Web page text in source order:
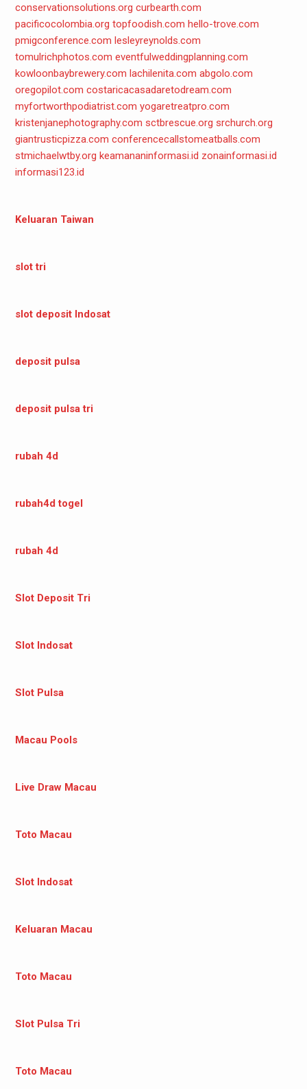
conservationsolutions.org curbearth.com
pacificocolombia.org topfoodish.com hello-trove.com
pmigconference.com lesleyreynolds.com
tomulrichphotos.com eventfulweddingplanning.com
kowloonbaybrewery.com lachilenita.com abgolo.com
oregopilot.com costaricacasadaretodream.com
myfortworthpodiatrist.com yogaretreatpro.com
kristenjanephotography.com sctbrescue.org srchurch.org
giantrusticpizza.com conferencecallstomeatballs.com
stmichaelwtby.org keamananinformasi.id zonainformasi.id
informasi123.id
Keluaran Taiwan
slot tri
slot deposit Indosat
deposit pulsa
deposit pulsa tri
rubah 4d
rubah4d togel
rubah 4d
Slot Deposit Tri
Slot Indosat
Slot Pulsa
Macau Pools
Live Draw Macau
Toto Macau
Slot Indosat
Keluaran Macau
Toto Macau
Slot Pulsa Tri
Toto Macau